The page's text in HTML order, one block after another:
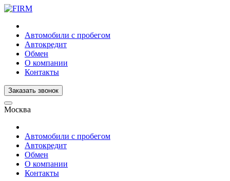
Автомобили с пробегом
Автокредит
Обмен
О компании
Контакты
Заказать звонок
Москва
Автомобили с пробегом
Автокредит
Обмен
О компании
Контакты